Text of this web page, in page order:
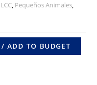
, Pequeños Animales,
ADD TO BUDGET